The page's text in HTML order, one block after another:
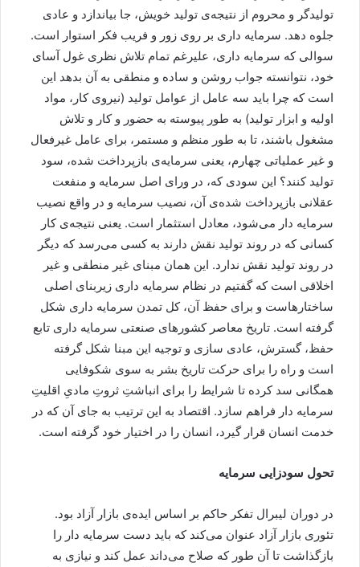
تولیدگر و محروم از نتیجه‌ی تولید خویش، جا بیاندازد و عادی
جلوه دهد. سرمایه داری بر روی زور و فریب فکر استوار است.
سوالی که سرمایه داری، علیرغم تمام تلاش نظری غول آسای
خود، نتوانسته جواب روشن و ساده و منطقی به آن بدهد این
است که چرا باید سه عامل از عوامل تولید (نیروی کار، مواد
اولیه و ابزار تولید) به طور پیوسته به حضور و کار و تلاش
مشغول باشند، تا به طور منظم و مستمر، برای عامل غیرفعال
و غیر عملیاتی چهارم، یعنی سرمایه‌ی بازپرداخت شده، سود
تولید کنند؟ این سودی که، در ورای اصل سرمایه و منفعت
عقلانی بازپرداخت شده‌ی آن، نصیب سرمایه و در واقع نصیب
سرمایه دار می‌شود، معادل استثمار است. یعنی نتیجه‌ی کار
کسانی که در روند تولید نقش دارند به کسی می‌رسد که دیگر
در روند تولید نقش ندارد. این همان مبنای غیر منطقی و غیر
اخلاقی است که گفتیم در نظام سرمایه داری زیربنای اصلی
ساختارهاست و برای حفظ آن، کل تمدن سرمایه داری شکل
گرفته است. تاریخ معاصر کشورهای صنعتی سرمایه داری تابع
حفظ، گسترش، عادی سازی و توجیه این مبنا شکل گرفته
است و راه را برای حرکت تاریخ بشر به سوی شکوفایی
همگانی سد کرده تا شرایط را برای انباشتِ ثروتِ مادیِ اقلیتِ
سرمایه دار فراهم سازد. اقتصاد به این ترتیب به جای آن که در
خدمت انسان قرار گیرد، انسان را در اختیار خود گرفته است.
تحول سودزایی سرمایه
در دوران لیبرال تفکر حاکم بر اساس ایده‌ی بازار آزاد بود.
تئوری بازار آزاد عنوان می‌کند که باید دست سرمایه دار را
بازگذاشت تا آن طور که صلاح می‌داند عمل کند و نیازی به